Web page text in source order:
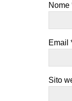
Nome
Email
Sito